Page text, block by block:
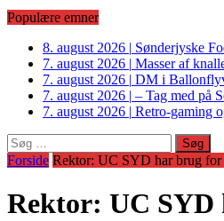
Populære emner
8. august 2026 | Sønderjyske
7. august 2026 | Masser af
7. august 2026 | DM i
7. august 2026 | – Tag med på
7. august 2026 | Retro-gaming
Søg
efter:
Forside Rektor: UC SYD har brug
Rektor: UC